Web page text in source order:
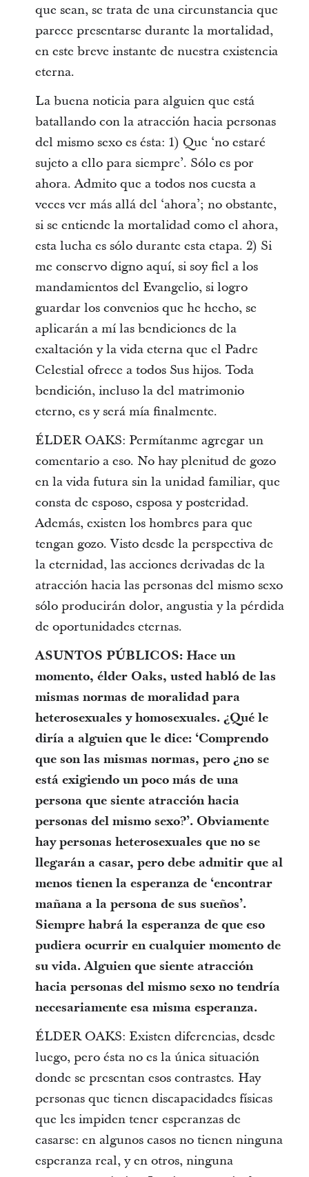
que sean, se trata de una circunstancia que
parece presentarse durante la mortalidad,
en este breve instante de nuestra existencia
eterna.
La buena noticia para alguien que está
batallando con la atracción hacia personas
del mismo sexo es ésta: 1) Que ‘no estaré
sujeto a ello para siempre’. Sólo es por
ahora. Admito que a todos nos cuesta a
veces ver más allá del ‘ahora’; no obstante,
si se entiende la mortalidad como el ahora,
esta lucha es sólo durante esta etapa. 2) Si
me conservo digno aquí, si soy fiel a los
mandamientos del Evangelio, si logro
guardar los convenios que he hecho, se
aplicarán a mí las bendiciones de la
exaltación y la vida eterna que el Padre
Celestial ofrece a todos Sus hijos. Toda
bendición, incluso la del matrimonio
eterno, es y será mía finalmente.
ÉLDER OAKS: Permítanme agregar un
comentario a eso. No hay plenitud de gozo
en la vida futura sin la unidad familiar, que
consta de esposo, esposa y posteridad.
Además, existen los hombres para que
tengan gozo. Visto desde la perspectiva de
la eternidad, las acciones derivadas de la
atracción hacia las personas del mismo sexo
sólo producirán dolor, angustia y la pérdida
de oportunidades eternas.
ASUNTOS PÚBLICOS: Hace un
momento, élder Oaks, usted habló de las
mismas normas de moralidad para
heterosexuales y homosexuales. ¿Qué le
diría a alguien que le dice: ‘Comprendo
que son las mismas normas, pero ¿no se
está exigiendo un poco más de una
persona que siente atracción hacia
personas del mismo sexo?’. Obviamente
hay personas heterosexuales que no se
llegarán a casar, pero debe admitir que al
menos tienen la esperanza de ‘encontrar
mañana a la persona de sus sueños’.
Siempre habrá la esperanza de que eso
pudiera ocurrir en cualquier momento de
su vida. Alguien que siente atracción
hacia personas del mismo sexo no tendría
necesariamente esa misma esperanza.
ÉLDER OAKS: Existen diferencias, desde
luego, pero ésta no es la única situación
donde se presentan esos contrastes. Hay
personas que tienen discapacidades físicas
que les impiden tener esperanzas de
casarse: en algunos casos no tienen ninguna
esperanza real, y en otros, ninguna